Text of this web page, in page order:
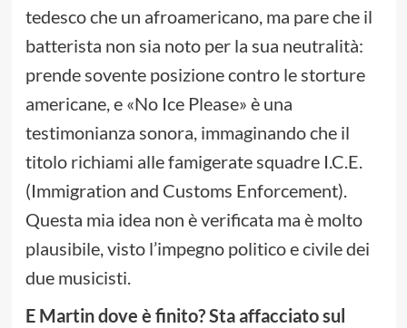
tedesco che un afroamericano, ma pare che il
batterista non sia noto per la sua neutralità:
prende sovente posizione contro le storture
americane, e «No Ice Please» è una
testimonianza sonora, immaginando che il
titolo richiami alle famigerate squadre I.C.E.
(Immigration and Customs Enforcement).
Questa mia idea non è verificata ma è molto
plausibile, visto l’impegno politico e civile dei
due musicisti.
E Martin dove è finito? Sta affacciato sul